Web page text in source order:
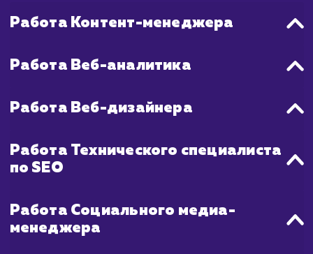
и работу с социальными
в минимальные сроки, используя
Что входит в стоимость